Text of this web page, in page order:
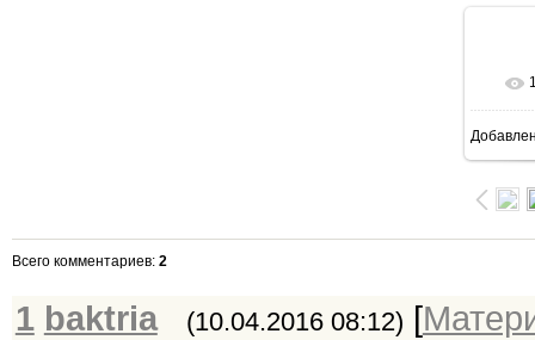
Всего комментариев: 2
1 baktria (10.04.2016 08:12) [